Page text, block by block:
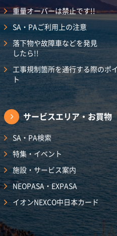
重量オーバーは禁止です!!
SA・PAご利用上の注意
落下物や故障車などを発見
したら!!
工事規制箇所を通行する際のポ
ト
サービスエリア・お買物
SA・PA検索
特集・イベント
施設・サービス案内
NEOPASA・EXPASA
イオンNEXCO中日本カード